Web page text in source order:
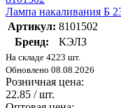
Лампа накаливания Б
Артикул: 8101502
Бренд:
КЭЛЗ
На складе 4223 шт.
Обновлено 08.08.2026
Розничная цена:
22.85 / шт.